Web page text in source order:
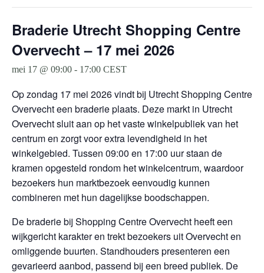
Braderie Utrecht Shopping Centre
Overvecht – 17 mei 2026
mei 17 @ 09:00 - 17:00 CEST
Op zondag 17 mei 2026 vindt bij Utrecht Shopping Centre
Overvecht een braderie plaats. Deze markt in Utrecht
Overvecht sluit aan op het vaste winkelpubliek van het
centrum en zorgt voor extra levendigheid in het
winkelgebied. Tussen 09:00 en 17:00 uur staan de
kramen opgesteld rondom het winkelcentrum, waardoor
bezoekers hun marktbezoek eenvoudig kunnen
combineren met hun dagelijkse boodschappen.
De braderie bij Shopping Centre Overvecht heeft een
wijkgericht karakter en trekt bezoekers uit Overvecht en
omliggende buurten. Standhouders presenteren een
gevarieerd aanbod, passend bij een breed publiek. De